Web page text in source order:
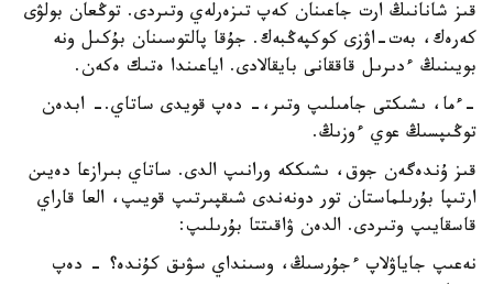
قىز شانانىڭ ارت جاعىنان كەپ تىزەرلەي وتىردى. توڭعان بولۋى
كەرەك، بەت-اۋزى كوكپەڭبەك. جۇقا پالتوسىنان بۇكىل ونە
بويىنىڭ ءدىرىل قاققانى بايقالادى. اياعىندا ەتىك ەكەن.
-ءما، ىشىكتى جامىلىپ وتىر،- دەپ قويدى ساتاي.- ابدەن
توڭىپسىڭ عوي ءوزىڭ.
قىز ۇندەگەن جوق، ىشىككە ورانىپ الدى. ساتاي بىرازعا دەيىن
ارتىپا بۇرىلماستان تور دونەندى شىقپىرتىپ قويىپ، العا قاراي
قاسقايىپ وتىردى. الدەن ۋاقىتتا بۇرىلىپ:
نەعىپ جاياۋلاپ ءجۇرسىڭ، وسىنداي سۋىق كۇندە؟ - دەپ